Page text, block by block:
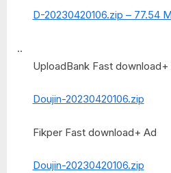
D-20230420106.zip – 77.54
..
UploadBank Fast download+
Doujin-20230420106.zip
Fikper Fast download+ Ad
Doujin-20230420106.zip